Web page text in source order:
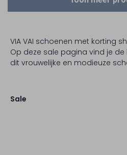
VIA VAI schoenen met korting
Op deze sale pagina vind je
dit vrouwelijke en modieuze
Sale